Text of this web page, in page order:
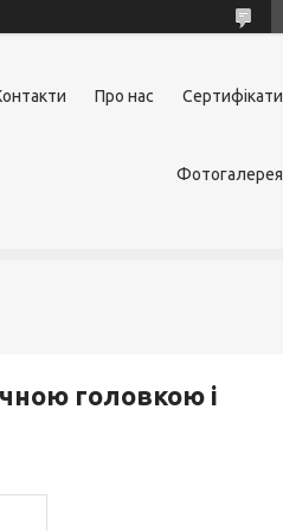
Про нас Сертифікати
Фотогалерея
головкою і